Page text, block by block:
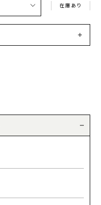
在庫あり